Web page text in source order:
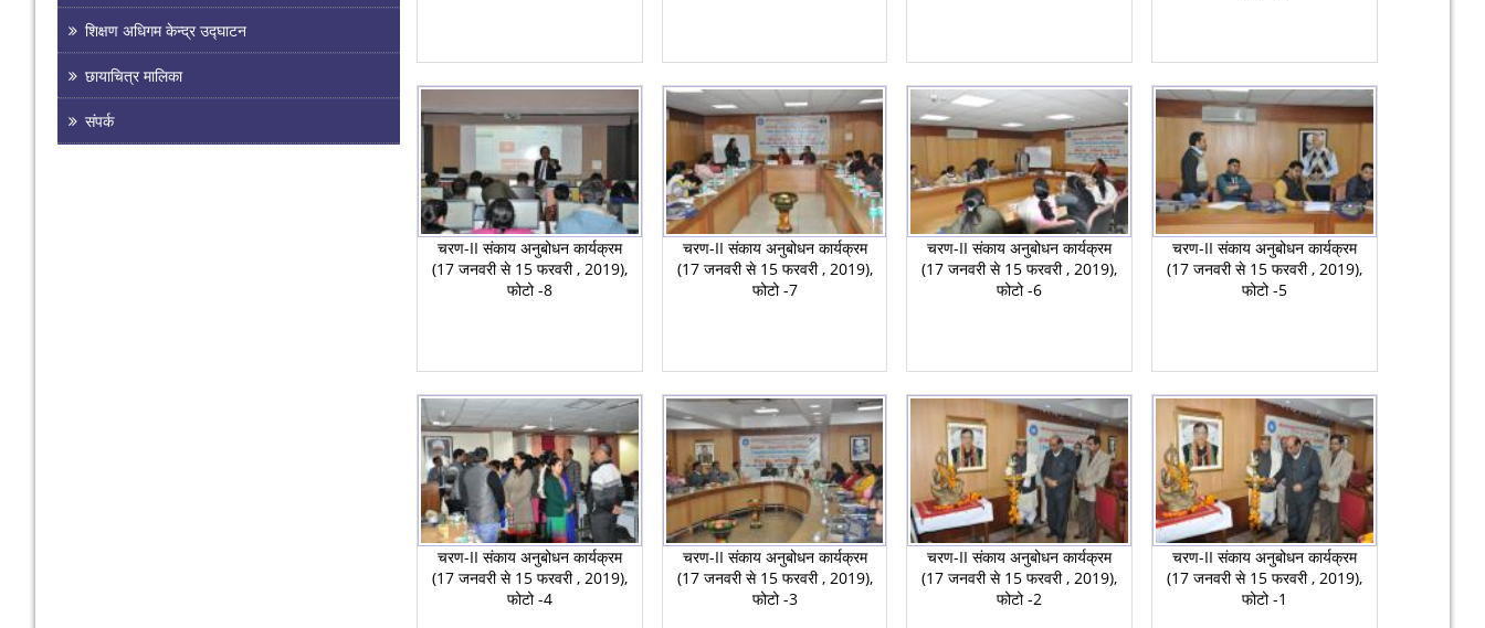
शिक्षण अधिगम केन्द्र उद्घाटन
छायाचित्र मालिका
संपर्क
चरण-II संकाय अनुबोधन कार्यक्रम
(17 जनवरी से 15 फरवरी , 2019),
फोटो -8
चरण-II संकाय अनुबोधन कार्यक्रम
(17 जनवरी से 15 फरवरी , 2019),
फोटो -7
चरण-II संकाय अनुबोधन कार्यक्रम
(17 जनवरी से 15 फरवरी , 2019),
फोटो -6
चरण-II संकाय अनुबोधन कार्यक्रम
(17 जनवरी से 15 फरवरी , 2019),
फोटो -5
चरण-II संकाय अनुबोधन कार्यक्रम
(17 जनवरी से 15 फरवरी , 2019),
फोटो -4
चरण-II संकाय अनुबोधन कार्यक्रम
(17 जनवरी से 15 फरवरी , 2019),
फोटो -3
चरण-II संकाय अनुबोधन कार्यक्रम
(17 जनवरी से 15 फरवरी , 2019),
फोटो -2
चरण-II संकाय अनुबोधन कार्यक्रम
(17 जनवरी से 15 फरवरी , 2019),
फोटो -1